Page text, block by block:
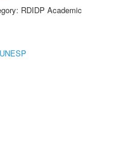
RDIDP Academic